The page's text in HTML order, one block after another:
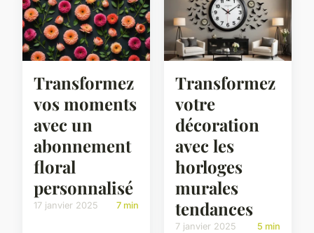
Transformez
vos moments
avec un
abonnement
floral
personnalisé
17 janvier 2025 7 min
Transformez
votre
décoration
avec les
horloges
murales
tendances
7 janvier 2025 5 min